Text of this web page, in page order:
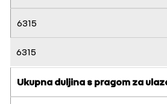
6315
6315
Ukupna duljina s pragom za